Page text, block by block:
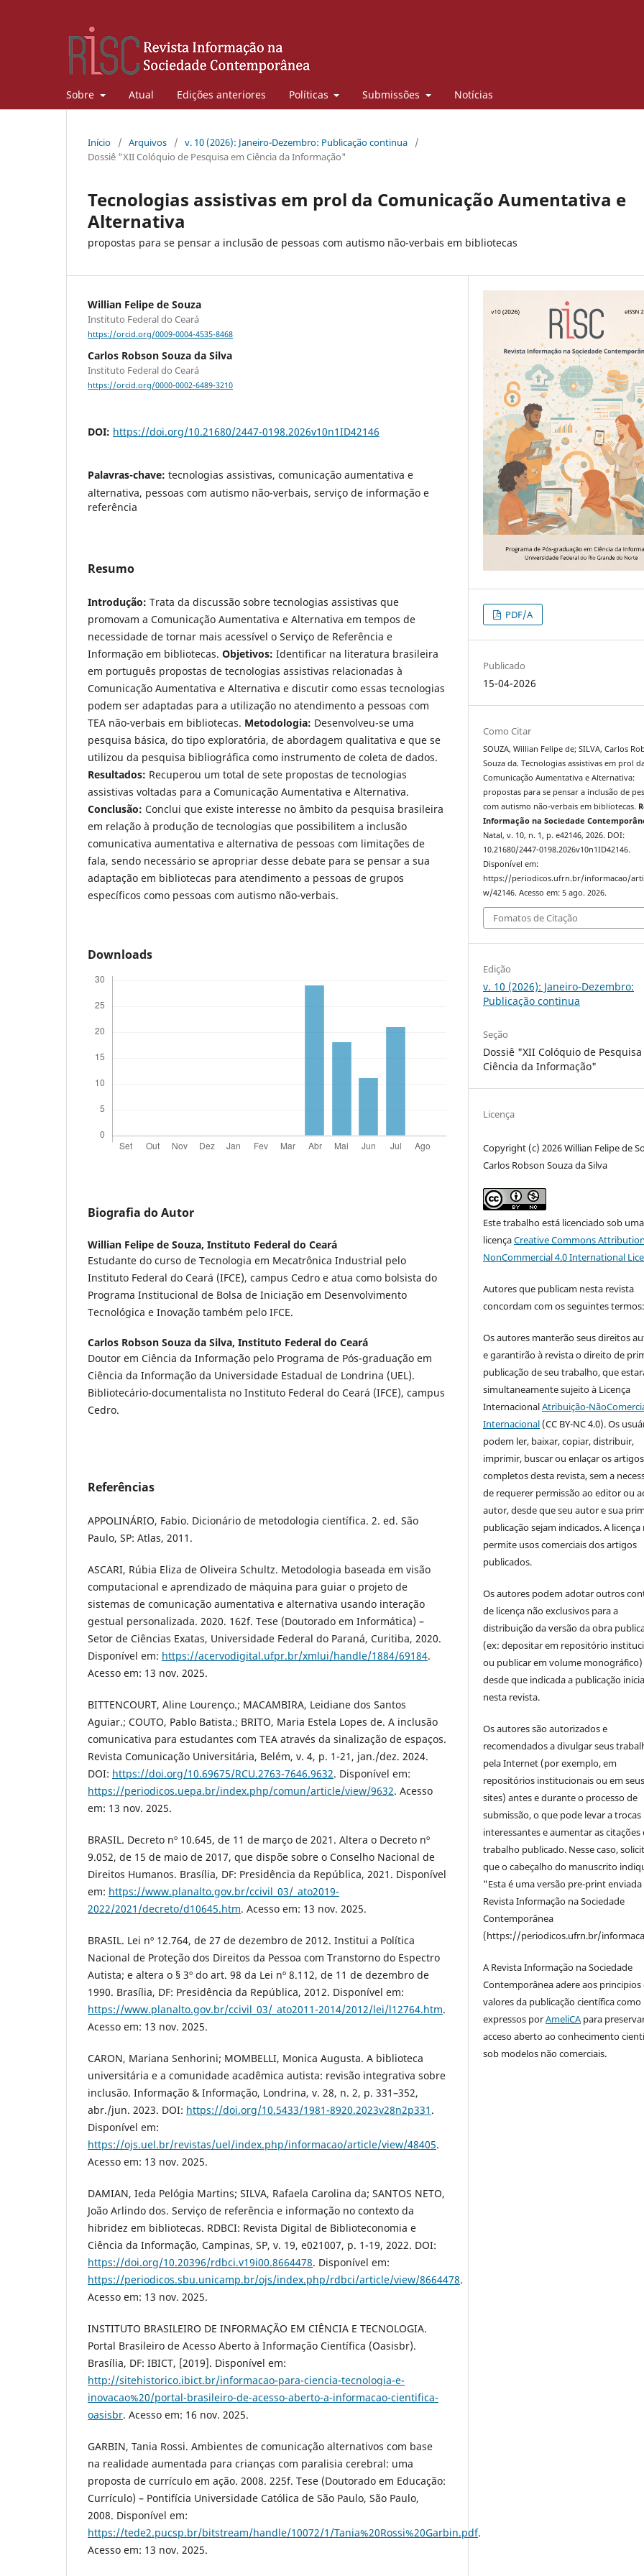
Sobre Atual Edições anteriores Políticas Submissões Notícias
Início / Arquivos / v. 10 (2026): Janeiro-Dezembro: Publicação continua
/
Dossiê "XII Colóquio de Pesquisa em Ciência da Informação"
Tecnologias assistivas em prol da Comunicação Aumentativa e
Alternativa
propostas para se pensar a inclusão de pessoas com autismo não-verbais em bibliotecas
Willian Felipe de Souza
Instituto Federal do Ceará
https://orcid.org/0009-0004-4535-8468
Carlos Robson Souza da Silva
Instituto Federal do Ceará
https://orcid.org/0000-0002-6489-3210
DOI: https://doi.org/10.21680/2447-0198.2026v10n1ID42146
Palavras-chave: tecnologias assistivas, comunicação aumentativa e
alternativa, pessoas com autismo não-verbais, serviço de informação e
referência
Resumo
Introdução: Trata da discussão sobre tecnologias assistivas que
promovam a Comunicação Aumentativa e Alternativa em tempos de
necessidade de tornar mais acessível o Serviço de Referência e
Informação em bibliotecas. Objetivos: Identificar na literatura brasileira
em português propostas de tecnologias assistivas relacionadas à
Comunicação Aumentativa e Alternativa e discutir como essas tecnologias
podem ser adaptadas para a utilização no atendimento a pessoas com
TEA não-verbais em bibliotecas. Metodologia: Desenvolveu-se uma
pesquisa básica, do tipo exploratória, de abordagem qualitativa e que se
utilizou da pesquisa bibliográfica como instrumento de coleta de dados.
Resultados: Recuperou um total de sete propostas de tecnologias
assistivas voltadas para a Comunicação Aumentativa e Alternativa.
Conclusão: Conclui que existe interesse no âmbito da pesquisa brasileira
em relação à produção de tecnologias que possibilitem a inclusão
comunicativa aumentativa e alternativa de pessoas com limitações de
fala, sendo necessário se apropriar desse debate para se pensar a sua
adaptação em bibliotecas para atendimento a pessoas de grupos
específicos como pessoas com autismo não-verbais.
Downloads
Biografia do Autor
Willian Felipe de Souza, Instituto Federal do Ceará
Estudante do curso de Tecnologia em Mecatrônica Industrial pelo
Instituto Federal do Ceará (IFCE), campus Cedro e atua como bolsista do
Programa Institucional de Bolsa de Iniciação em Desenvolvimento
Tecnológica e Inovação também pelo IFCE.
Carlos Robson Souza da Silva, Instituto Federal do Ceará
Doutor em Ciência da Informação pelo Programa de Pós-graduação em
Ciência da Informação da Universidade Estadual de Londrina (UEL).
Bibliotecário-documentalista no Instituto Federal do Ceará (IFCE), campus
Cedro.
Referências
APPOLINÁRIO, Fabio. Dicionário de metodologia científica. 2. ed. São
Paulo, SP: Atlas, 2011.
ASCARI, Rúbia Eliza de Oliveira Schultz. Metodologia baseada em visão
computacional e aprendizado de máquina para guiar o projeto de
sistemas de comunicação aumentativa e alternativa usando interação
gestual personalizada. 2020. 162f. Tese (Doutorado em Informática) –
Setor de Ciências Exatas, Universidade Federal do Paraná, Curitiba, 2020.
Disponível em: https://acervodigital.ufpr.br/xmlui/handle/1884/69184.
Acesso em: 13 nov. 2025.
BITTENCOURT, Aline Lourenço.; MACAMBIRA, Leidiane dos Santos
Aguiar.; COUTO, Pablo Batista.; BRITO, Maria Estela Lopes de. A inclusão
comunicativa para estudantes com TEA através da sinalização de espaços.
Revista Comunicação Universitária, Belém, v. 4, p. 1-21, jan./dez. 2024.
DOI: https://doi.org/10.69675/RCU.2763-7646.9632. Disponível em:
https://periodicos.uepa.br/index.php/comun/article/view/9632. Acesso
em: 13 nov. 2025.
BRASIL. Decreto nº 10.645, de 11 de março de 2021. Altera o Decreto nº
9.052, de 15 de maio de 2017, que dispõe sobre o Conselho Nacional de
Direitos Humanos. Brasília, DF: Presidência da República, 2021. Disponível
em: https://www.planalto.gov.br/ccivil_03/_ato2019-
2022/2021/decreto/d10645.htm. Acesso em: 13 nov. 2025.
BRASIL. Lei nº 12.764, de 27 de dezembro de 2012. Institui a Política
Nacional de Proteção dos Direitos da Pessoa com Transtorno do Espectro
Autista; e altera o § 3º do art. 98 da Lei nº 8.112, de 11 de dezembro de
1990. Brasília, DF: Presidência da República, 2012. Disponível em:
https://www.planalto.gov.br/ccivil_03/_ato2011-2014/2012/lei/l12764.htm.
Acesso em: 13 nov. 2025.
CARON, Mariana Senhorini; MOMBELLI, Monica Augusta. A biblioteca
universitária e a comunidade acadêmica autista: revisão integrativa sobre
inclusão. Informação & Informação, Londrina, v. 28, n. 2, p. 331–352,
abr./jun. 2023. DOI: https://doi.org/10.5433/1981-8920.2023v28n2p331 .
Disponível em:
https://ojs.uel.br/revistas/uel/index.php/informacao/article/view/48405.
Acesso em: 13 nov. 2025.
DAMIAN, Ieda Pelógia Martins; SILVA, Rafaela Carolina da; SANTOS NETO,
João Arlindo dos. Serviço de referência e informação no contexto da
hibridez em bibliotecas. RDBCI: Revista Digital de Biblioteconomia e
Ciência da Informação, Campinas, SP, v. 19, e021007, p. 1-19, 2022. DOI:
https://doi.org/10.20396/rdbci.v19i00.8664478. Disponível em:
https://periodicos.sbu.unicamp.br/ojs/index.php/rdbci/article/view/8664478.
Acesso em: 13 nov. 2025.
INSTITUTO BRASILEIRO DE INFORMAÇÃO EM CIÊNCIA E TECNOLOGIA.
Portal Brasileiro de Acesso Aberto à Informação Científica (Oasisbr).
Brasília, DF: IBICT, [2019]. Disponível em:
http://sitehistorico.ibict.br/informacao-para-ciencia-tecnologia-e-
inovacao%20/portal-brasileiro-de-acesso-aberto-a-informacao-cientifica-
oasisbr. Acesso em: 16 nov. 2025.
GARBIN, Tania Rossi. Ambientes de comunicação alternativos com base
na realidade aumentada para crianças com paralisia cerebral: uma
proposta de currículo em ação. 2008. 225f. Tese (Doutorado em Educação:
Currículo) – Pontifícia Universidade Católica de São Paulo, São Paulo,
2008. Disponível em:
https://tede2.pucsp.br/bitstream/handle/10072/1/Tania%20Rossi%20Garbin.pdf.
Acesso em: 13 nov. 2025.
PDF/A
Publicado
15-04-2026
Como Citar
SOUZA, Willian Felipe de; SILVA, Carlos
Souza da. Tecnologias assistivas em prol
Comunicação Aumentativa e Alternativa:
propostas para se pensar a inclusão de
com autismo não-verbais em bibliotecas.
Informação na Sociedade
Natal, v. 10, n. 1, p. e42146, 2026. DOI:
10.21680/2447-0198.2026v10n1ID42146.
Disponível em:
https://periodicos.ufrn.br/informacao/
w/42146. Acesso em: 5 ago. 2026.
Fomatos de Citação
Edição
v. 10 (2026): Janeiro-Dezembro:
Publicação continua
Seção
Dossiê "XII Colóquio de Pesquisa
Ciência da Informação"
Licença
Copyright (c) 2026 Willian Felipe de
Carlos Robson Souza da Silva
Este trabalho está licenciado sob uma
licençaCreative Commons
NonCommercial 4.0 International
Autores que publicam nesta revista
concordam com os seguintes termos:
Os autores manterão seus direitos
e garantirão à revista o direito de
publicação de seu trabalho, que
simultaneamente sujeito à Licença
InternacionalAtribuição-
Internacional (CC BY-NC 4.0). Os
podem ler, baixar, copiar, distribuir,
imprimir, buscar ou enlaçar os artigos
completos desta revista, sem a
de requerer permissão ao editor ou
autor, desde que seu autor e sua
publicação sejam indicados. A licença
permite usos comerciais dos artigos
publicados.
Os autores podem adotar outros
de licença não exclusivos para a
distribuição da versão da obra
(ex: depositar em repositório
ou publicar em volume monográfico)
desde que indicada a publicação
nesta revista.
Os autores são autorizados e
recomendados a divulgar seus
pela Internet (por exemplo, em
repositórios institucionais ou em seus
sites) antes e durante o processo de
submissão, o que pode levar a trocas
interessantes e aumentar as citações
trabalho publicado. Nesse caso,
que o cabeçalho do manuscrito
"Esta é uma versão pre-print enviada
Revista Informação na Sociedade
Contemporânea
(https://periodicos.ufrn.br/
A Revista Informação na Sociedade
Contemporânea adere aos principios
valores da publicação científica como
expressos porAmeliCApara
acceso aberto ao conhecimento
sob modelos não comerciais.